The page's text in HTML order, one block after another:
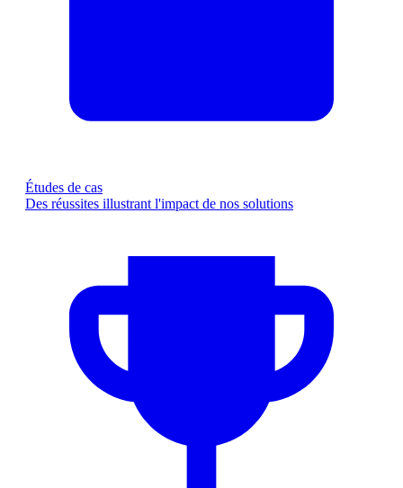
Études de cas
Des réussites illustrant l'impact de nos solutions